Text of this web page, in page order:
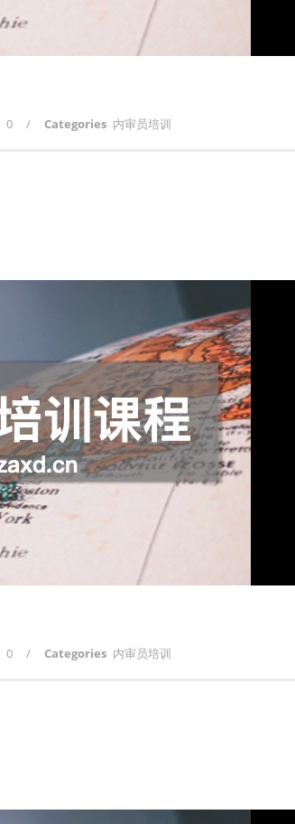
0 / Categories 内审员培训
0 / Categories 内审员培训